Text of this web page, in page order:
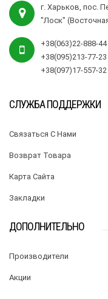
г. Харьков, пос.
"Лоск"
+38(063)22-888-44
+38(095)213-77-23
+38(097)17-557-32
СЛУЖБА ПОДДЕРЖКИ
Связаться С Нами
Возврат Товара
Карта Сайта
Закладки
ДОПОЛНИТЕЛЬНО
Производители
Акции